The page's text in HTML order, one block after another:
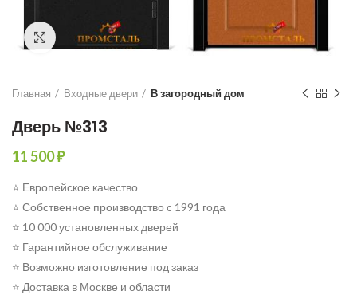
Click to enlarge
Главная Входные двери В загородный дом
Дверь №313
11 500₽
⭐ Европейское качество
⭐ Собственное производство с 1991 года
⭐ 10 000 установленных дверей
⭐ Гарантийное обслуживание
⭐ Возможно изготовление под заказ
⭐ Доставка в Москве и области